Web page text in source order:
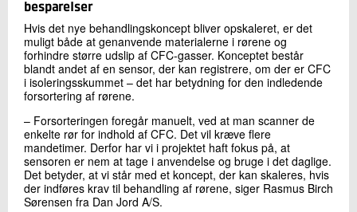
besparelser
Hvis det nye behandlingskoncept bliver opskaleret, er det
muligt både at genanvende materialerne i rørene og
forhindre større udslip af CFC-gasser. Konceptet består
blandt andet af en sensor, der kan registrere, om der er CFC
i isoleringsskummet – det har betydning for den indledende
forsortering af rørene.
– Forsorteringen foregår manuelt, ved at man scanner de
enkelte rør for indhold af CFC. Det vil kræve flere
mandetimer. Derfor har vi i projektet haft fokus på, at
sensoren er nem at tage i anvendelse og bruge i det daglige.
Det betyder, at vi står med et koncept, der kan skaleres, hvis
der indføres krav til behandling af rørene, siger Rasmus Birch
Sørensen fra Dan Jord A/S.